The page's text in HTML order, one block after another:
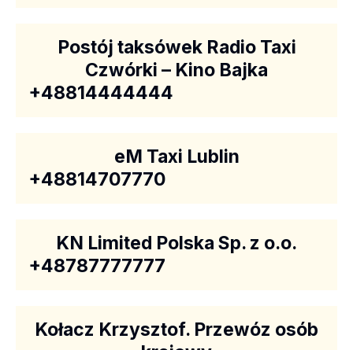
Postój taksówek Radio Taxi
Czwórki – Kino Bajka
+48814444444
eM Taxi Lublin
+48814707770
KN Limited Polska Sp. z o.o.
+48787777777
Kołacz Krzysztof. Przewóz osób